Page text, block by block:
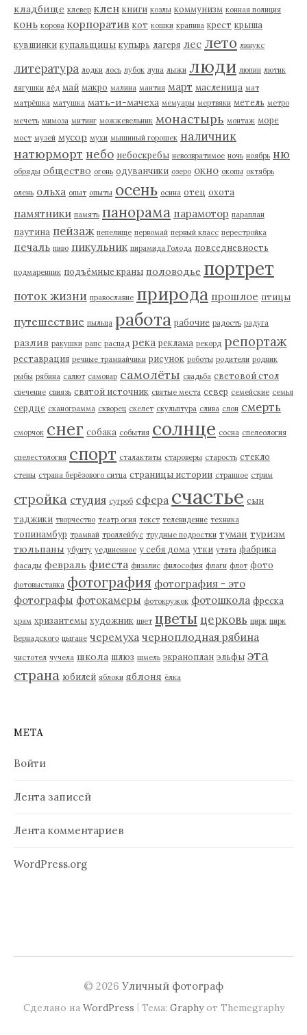
кладбище клевер клен книги козлы коммунизм конная полиция
конь корова корпоратив кот кошки крапива крест крыша
кувшинки купальщицы купырь лагеря лес лето линукс
литература лодки лось лубок луна лыжи люди люпин лютик
лягушки лёд май макро малина мантия март масленица мат
матрёшка матушка мать-и-мачеха мемуары мертвяки метель метро
мечеть мимоза митинг можжевельник монастырь монтаж море
мост музей мусор мухи мышиный горошек наличник
натюрморт небо небоскребы невозвратимое ночь ноябрь ню
обряды общество огонь одуванчики озеро окно окопы октябрь
олень ольха опыт опыты осень осина отец охота
памятники память панорама парамотор параплан
паутина пейзаж пепелище первомай первый класс перестройка
печаль пиво пикульник пирамида Голода повседневность
подмаренник подъёмные краны половодье портрет
поток жизни православие природа прошлое птицы
путешествие пыльца работа рабочие радость радуга
разлив ракушки рапс распад река реклама рекорд репортаж
реставрация речные трамвайчики рисунок роботы родители родник
рыбы рябина салют самовар самолёты свадьба световой стол
свечение свиязь святой источник святые места север семейские семья
сердце сканограмма скворец скелет скульптура слива слон смерть
сморчок снег собака события солнце сосна спелеология
спелестология спорт сталактиты староверы старость стекло
стены страна берёзового ситца страницы истории странное стрим
стройка студия сугроб сфера счастье сын
таджики творчество театр огня текст телевидение техника
топинамбур трамвай троллейбус трудные подростки туман туризм
тюльпаны убунту уединенное у себя дома утки утята фабрика
фасады февраль фиеста физалис философия флаги флот фото
фотовыставка фотография фотография - это
фотографы фотокамеры фотокружок фотошкола фреска
храм хризантемы художник цвет цветы церковь цирк цирк
Вернадского цыгане черемуха черноплодная рябина
чистотел чучела школа шлюз шмель экраноплан эльфы эта
страна юбилей яблоки яблоня ёлка
МЕТА
Войти
Лента записей
Лента комментариев
WordPress.org
© 2026 Уличный фотограф
Сделано на WordPress | Тема: Graphyот Themegraphy